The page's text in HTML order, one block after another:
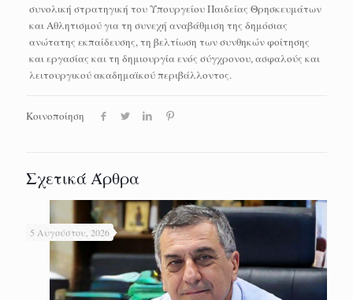
συνολική στρατηγική του Υπουργείου Παιδείας Θρησκευμάτων
και Αθλητισμού για τη συνεχή αναβάθμιση της δημόσιας
ανώτατης εκπαίδευσης, τη βελτίωση των συνθηκών φοίτησης
και εργασίας και τη δημιουργία ενός σύγχρονου, ασφαλούς και
λειτουργικού ακαδημαϊκού περιβάλλοντος.
Κοινοποίηση
Σχετικά Άρθρα
5 Αυγούστου, 2026